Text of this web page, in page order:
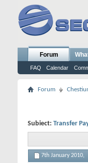
Forum
FAQ Calendar
Forum
Subiect: Transfer
7th January 2010,